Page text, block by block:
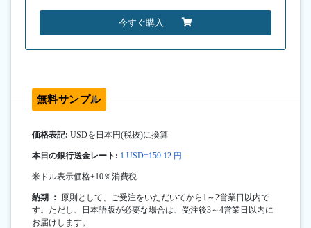
今すぐ購入
無料サンプル
価格表記: USDを日本円(税抜)に換算
本日の銀行送金レート: 1 USD=159.12 円
米ドル表示価格+10％消費税.
納期 ： 原則として、ご受注をいただいてから1～2営業日以内で
す。ただし、日本語版が必要な場合は、受注後3～4営業日以内に
お届けします。